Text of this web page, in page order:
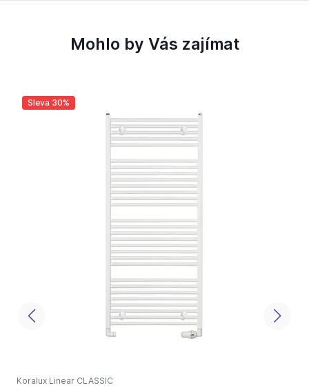
Mohlo by Vás zajímat
Sleva 30%
Koralux Linear CLASSIC